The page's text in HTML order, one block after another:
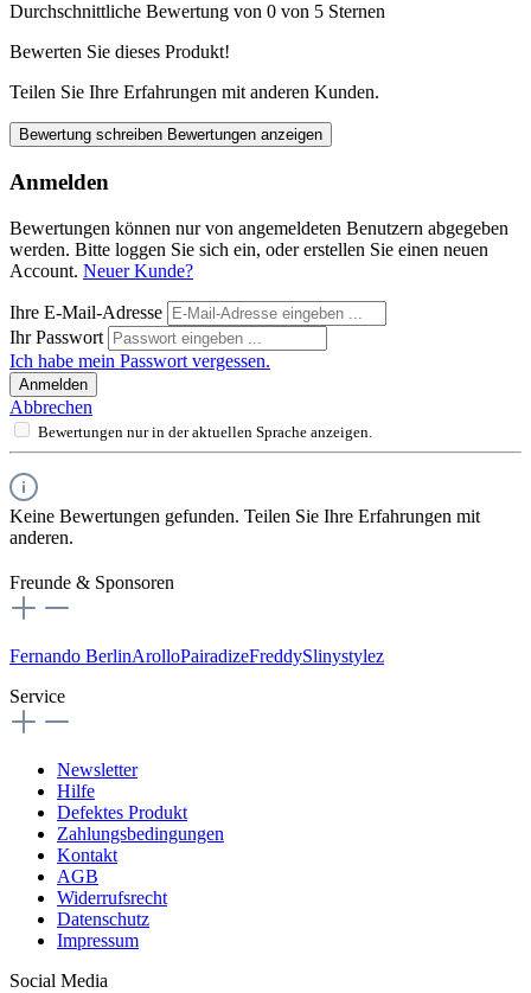
Durchschnittliche Bewertung von 0 von 5 Sternen
Bewerten Sie dieses Produkt!
Teilen Sie Ihre Erfahrungen mit anderen Kunden.
Bewertung schreiben Bewertungen anzeigen
Anmelden
Bewertungen können nur von angemeldeten Benutzern abgegeben
werden. Bitte loggen Sie sich ein, oder erstellen Sie einen neuen
Account. Neuer Kunde?
Ihre E-Mail-Adresse
Ihr Passwort
Ich habe mein Passwort vergessen.
Anmelden
Abbrechen
Bewertungen nur in der aktuellen Sprache anzeigen.
Keine Bewertungen gefunden. Teilen Sie Ihre Erfahrungen mit
anderen.
Freunde & Sponsoren
Fernando BerlinArolloPairadizeFreddySlinystylez
Service
Newsletter
Hilfe
Defektes Produkt
Zahlungsbedingungen
Kontakt
AGB
Widerrufsrecht
Datenschutz
Impressum
Social Media